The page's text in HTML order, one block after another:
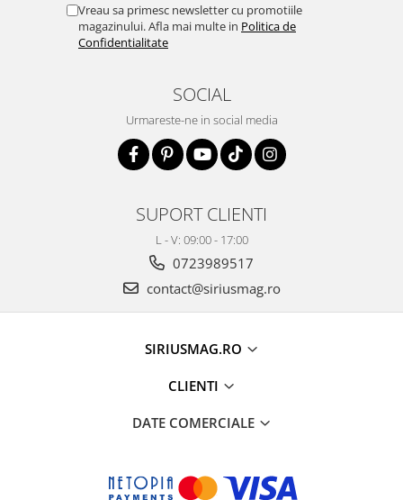
Vreau sa primesc newsletter cu promotiile
magazinului. Afla mai multe in Politica de
Confidentialitate
SOCIAL
Urmareste-ne in social media
SUPORT CLIENTI
L - V: 09:00 - 17:00
0723989517
contact@siriusmag.ro
SIRIUSMAG.RO
CLIENTI
DATE COMERCIALE